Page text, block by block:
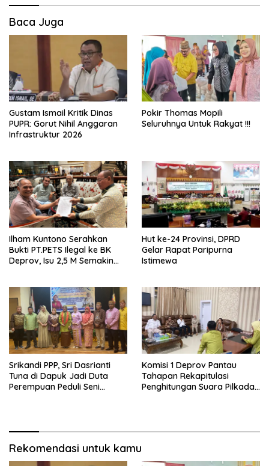
Baca Juga
Gustam Ismail Kritik Dinas
PUPR: Gorut Nihil Anggaran
Infrastruktur 2026
Pokir Thomas Mopili
Seluruhnya Untuk Rakyat !!!
Ilham Kuntono Serahkan
Bukti PT.PETS Ilegal ke BK
Deprov, Isu 2,5 M Semakin
Hut ke-24 Provinsi, DPRD
Gelar Rapat Paripurna
Istimewa
Srikandi PPP, Sri Dasrianti
Tuna di Dapuk Jadi Duta
Perempuan Peduli Seni
Komisi 1 Deprov Pantau
Tahapan Rekapitulasi
Penghitungan Suara Pilkada
Rekomendasi untuk kamu